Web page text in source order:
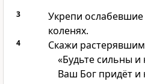
3
Укрепи
коленях.
4
Скажи
«Будьте сильны и
Ваш Бог придёт и